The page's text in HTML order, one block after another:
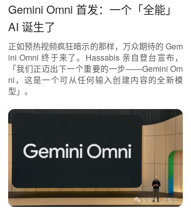
Gemini Omni 首发：一个「全能」
AI 诞生了
正如预热视频疯狂暗示的那样，万众期待的 Gem
ini Omni 终于来了。Hassabis 亲自登台宣布，
「我们正迈出下一个重要的一步——Gemini Om
ni，这是一个可从任何输入创建内容的全新模
型」。